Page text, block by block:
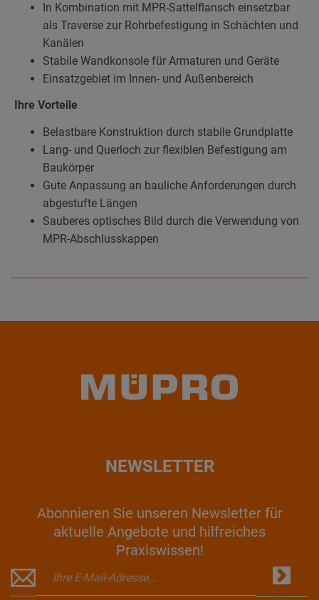
In Kombination mit MPR-Sattelflansch einsetzbar
als Traverse zur Rohrbefestigung in Schächten und
Kanälen
Stabile Wandkonsole für Armaturen und Geräte
Einsatzgebiet im Innen- und Außenbereich
Ihre Vorteile
Belastbare Konstruktion durch stabile Grundplatte
Lang- und Querloch zur flexiblen Befestigung am
Baukörper
Gute Anpassung an bauliche Anforderungen durch
abgestufte Längen
Sauberes optisches Bild durch die Verwendung von
MPR-Abschlusskappen
NEWSLETTER
Abonnieren Sie unseren Newsletter für
aktuelle Angebote und hilfreiches
Praxiswissen!